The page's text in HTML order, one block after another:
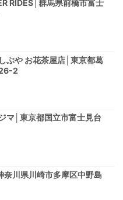
RIDES│群馬県前橋市富士
ぶや お花茶屋店│東京都葛
2
マ│東京都国立市富士見台
奈川県川崎市多摩区中野島